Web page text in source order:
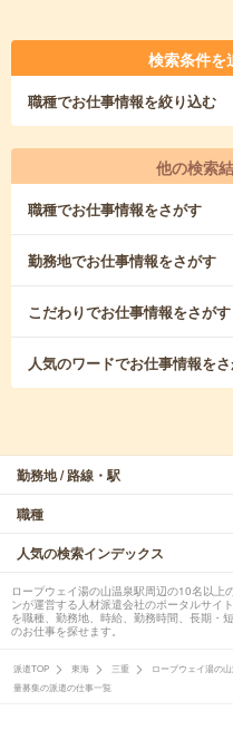
検索条件を
職種でお仕事情報を絞り込む
他の検索
職種でお仕事情報をさがす
勤務地でお仕事情報をさがす
こだわりでお仕事情報をさがす
人気のワードでお仕事情報を
勤務地 / 路線・駅
職種
人気の検索インデックス
ロープウェイ湯の山温泉駅周辺の10名以上
ンが運営する人材派遣会社のポータルサイ
を職種、勤務地、時給、勤務時間、長期・
のお仕事を探せます。
派遣TOP 東海 三重 ロープウェイ湯の
量募集の派遣の仕事一覧